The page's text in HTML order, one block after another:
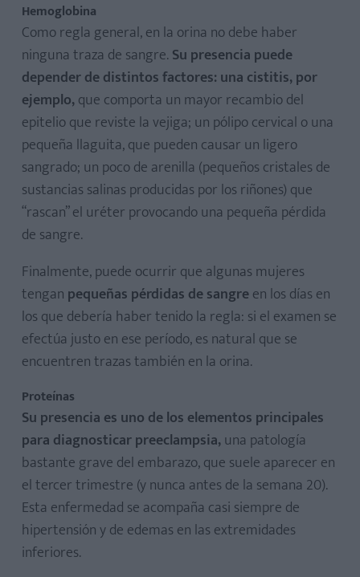
Hemoglobina
Como regla general, en la orina no debe haber
ninguna traza de sangre. Su presencia puede
depender de distintos factores: una cistitis, por
ejemplo,que comporta un mayor recambio del
epitelio que reviste la vejiga; un pólipo cervical o una
pequeña llaguita, que pueden causar un ligero
sangrado; un poco de arenilla (pequeños cristales de
sustancias salinas producidas por los riñones) que
“rascan” el uréter provocando una pequeña pérdida
de sangre.
Finalmente, puede ocurrir que algunas mujeres
tengan pequeñas pérdidas de sangreen los días en
los que debería haber tenido la regla: si el examen se
efectúa justo en ese período, es natural que se
encuentren trazas también en la orina.
Proteínas
Su presencia es uno de los elementos principales
para diagnosticar preeclampsia,una patología
bastante grave del embarazo, que suele aparecer en
el tercer trimestre (y nunca antes de la semana 20).
Esta enfermedad se acompaña casi siempre de
hipertensión y de edemas en las extremidades
inferiores.